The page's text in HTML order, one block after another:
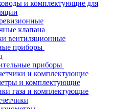
и комплектующие для
клапана
вентиляционные
приборы
приборы
и комплектующие
и комплектующие
газа и комплектующие